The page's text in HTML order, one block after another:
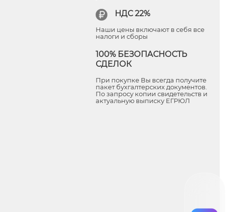
НДС 22%
Наши цены включают в себя все
налоги и сборы
100% БЕЗОПАСНОСТЬ
СДЕЛОК
При покупке Вы всегда получите
пакет бухгалтерских документов.
По запросу копии свидетельств и
актуальную выписку ЕГРЮЛ